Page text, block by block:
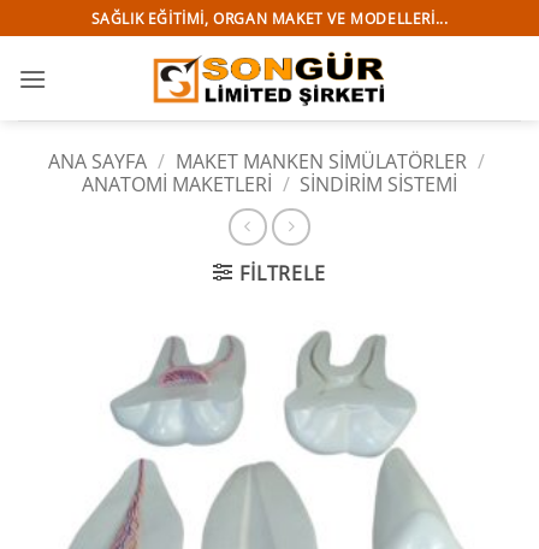
atla
SAĞLIK EĞITIMI, ORGAN MAKET VE MODELLERI...
ANA SAYFA / MAKET MANKEN SİMÜLATÖRLER /
ANATOMİ MAKETLERİ / SINDIRIM SISTEMI
FILTRELE